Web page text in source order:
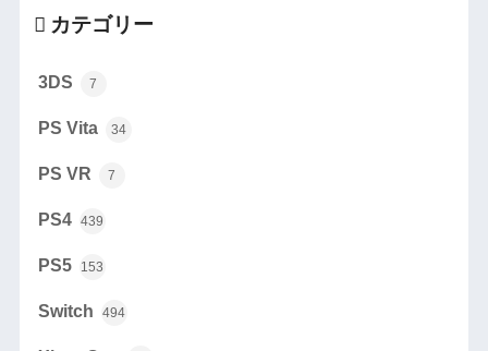
カテゴリー
3DS 7
PS Vita 34
PS VR 7
PS4 439
PS5 153
Switch 494